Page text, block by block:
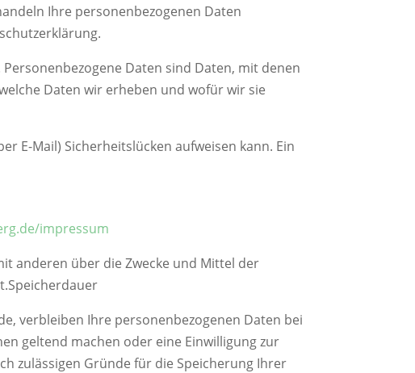
Ihre personenbezogenen Daten
Daten sind Daten, mit denen
Daten wir erheben und wofür wir sie
E-Mail) Sicherheitslücken aufweisen kann. Ein
impressum
anderen über die Zwecke und Mittel der
verbleiben Ihre personenbezogenen Daten bei
geltend machen oder eine Einwilligung zur
zulässigen Gründe für die Speicherung Ihrer